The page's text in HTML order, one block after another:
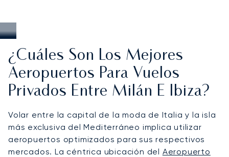
¿Cuáles Son Los Mejores
Aeropuertos Para Vuelos
Privados Entre Milán E Ibiza?
Volar entre la capital de la moda de Italia y la isla
más exclusiva del Mediterráneo implica utilizar
aeropuertos optimizados para sus respectivos
mercados. La céntrica ubicación del Aeropuerto